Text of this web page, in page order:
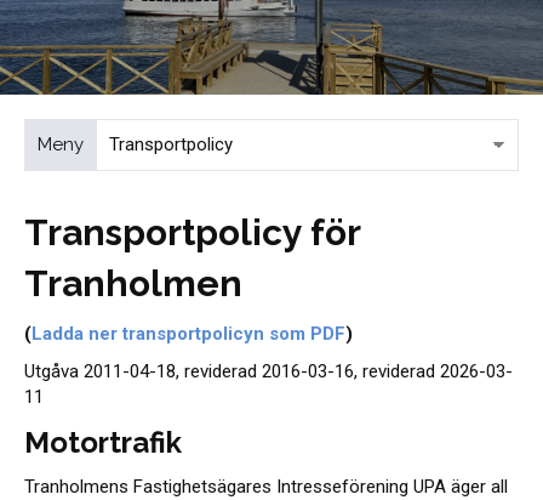
Meny
Transportpolicy för
Tranholmen
(Ladda ner transportpolicyn som PDF)
Utgåva 2011-04-18, reviderad 2016-03-16, reviderad 2026-03-
11
Motortrafik
Tranholmens Fastighetsägares Intresseförening UPA äger all